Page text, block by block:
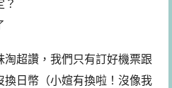
？
超讚，我們只有訂好機票跟
日幣（小媗有換啦！沒像我